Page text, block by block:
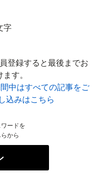
字
登録すると最後までお
す。
中はすべての記事をご
込みはこちら
ードを
から